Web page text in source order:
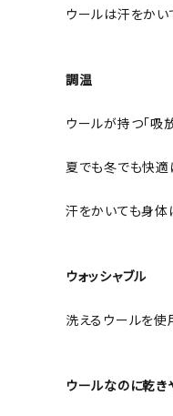
ウールは汗をかい
調温
ウールが持つ「吸
夏でも冬でも快適
汗をかいても身体
ウォッシャブル
洗えるウールを使
ウールなのに乾き